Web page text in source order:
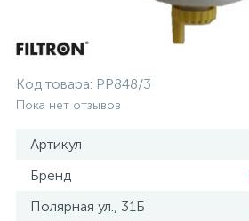
Код товара: PP848/3
Пока нет отзывов
Артикул
Бренд
Полярная ул., 31Б